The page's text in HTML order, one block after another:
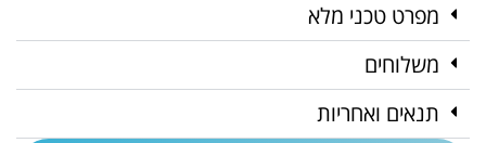
מפרט טכני מלא
משלוחים
תנאים ואחריות